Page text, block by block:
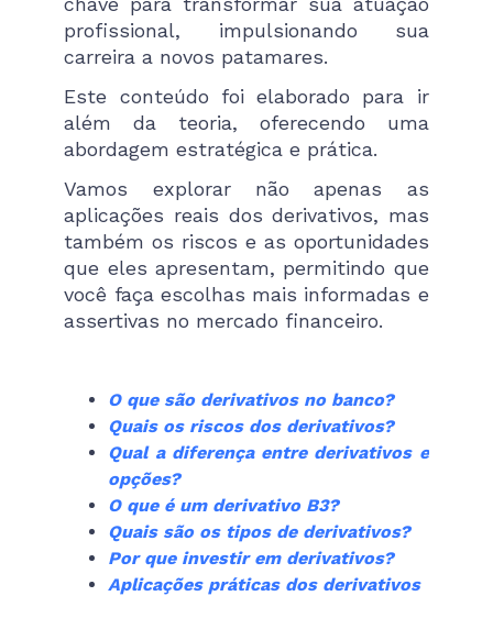
profissional, impulsionando sua
carreira a novos patamares.
Este conteúdo foi elaborado para ir
além da teoria, oferecendo uma
abordagem estratégica e prática.
Vamos explorar não apenas as
aplicações reais dos derivativos, mas
também os riscos e as oportunidades
que eles apresentam, permitindo que
você faça escolhas mais informadas e
assertivas no mercado financeiro.
O que são derivativos no banco?
Quais os riscos dos derivativos?
Qual a diferença entre derivativos e
opções?
O que é um derivativo B3?
Quais são os tipos de derivativos?
Por que investir em derivativos?
Aplicações práticas dos derivativos